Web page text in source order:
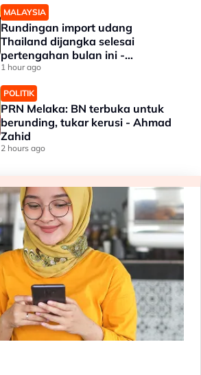
MALAYSIA
Rundingan import udang
Thailand dijangka selesai
pertengahan bulan ini -
Mohamad
1 hour ago
POLITIK
PRN Melaka: BN terbuka untuk
berunding, tukar kerusi - Ahmad
Zahid
2 hours ago